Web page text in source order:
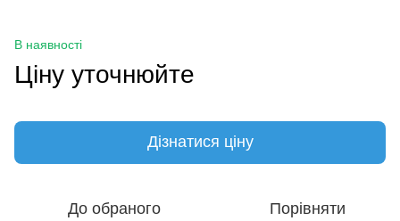
В наявності
Ціну уточнюйте
Дізнатися ціну
До обраного Порівняти